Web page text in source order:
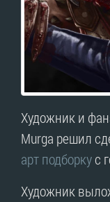
Художник и
Murga решил
арт подборкус
Художник